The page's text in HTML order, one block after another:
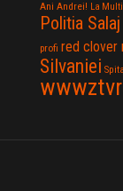
Ani Andrei! La
Politia Salaj
profi red clover
Silvaniei